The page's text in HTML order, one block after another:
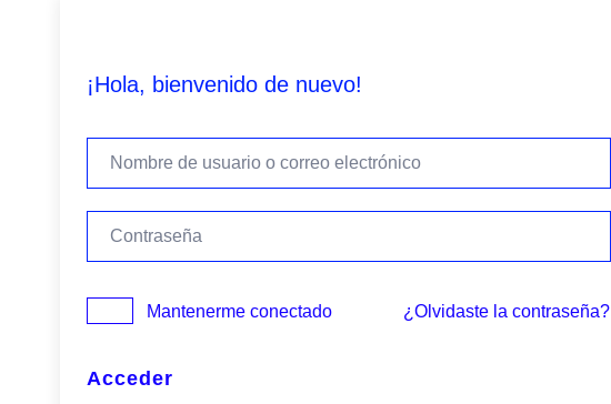
¡Hola, bienvenido de nuevo!
Mantenerme conectado ¿Olvidaste la contraseña?
Acceder